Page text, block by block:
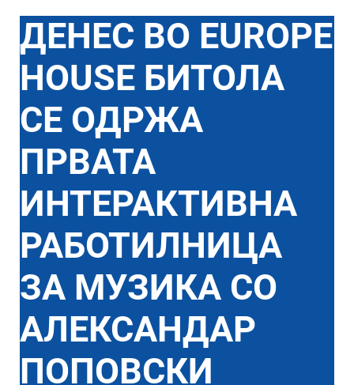
ДЕНЕС ВО EUROPE
HOUSE БИТОЛА
СЕ ОДРЖА
ПРВАТА
ИНТЕРАКТИВНА
РАБОТИЛНИЦА
ЗА МУЗИКА СО
АЛЕКСАНДАР
ПОПОВСКИ